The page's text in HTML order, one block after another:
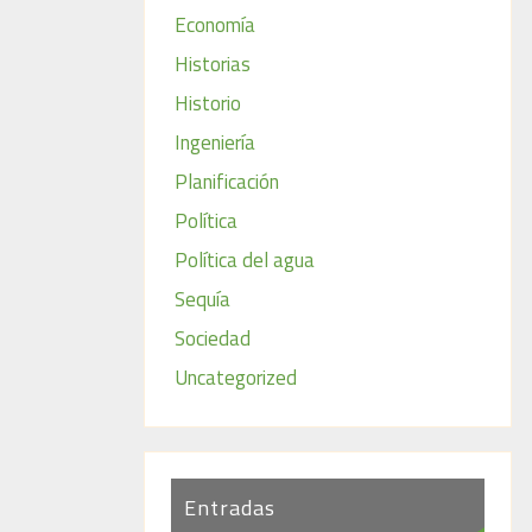
Economía
Historias
Historio
Ingeniería
Planificación
Política
Política del agua
Sequía
Sociedad
Uncategorized
Entradas